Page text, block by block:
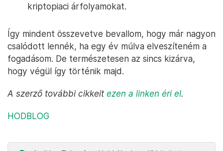
kriptopiaci árfolyamokat.
Így mindent összevetve bevallom, hogy már nagyon
csalódott lennék, ha egy év múlva elveszíteném a
fogadásom. De természetesen az sincs kizárva,
hogy végül így történik majd.
A szerző további cikkeit ezen a linken éri el.
HODBLOG